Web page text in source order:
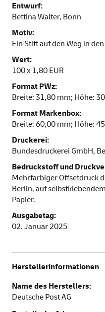
Entwurf:
Bettina Walter, Bonn
Motiv:
Ein Stift auf den Weg in
Wert:
100 x 1,80 EUR
Format PWz:
Breite: 31,80 mm; Höhe:
Format Markenbox:
Breite: 60,00 mm; Höhe:
Druckerei:
Bundesdruckerei GmbH,
Bedruckstoff und
Mehrfarbiger Offsetdruck
Berlin, auf
Papier.
Ausgabetag:
02. Januar 2025
Herstellerinformationen
Name des Herstellers:
Deutsche Post AG